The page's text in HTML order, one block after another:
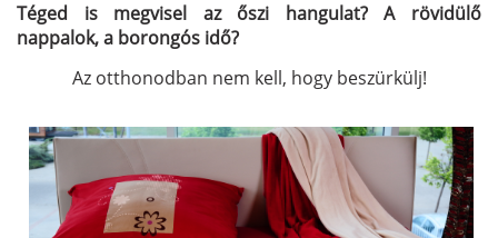
Téged is megvisel az őszi hangulat? A rövidülő
nappalok, a borongós idő?
Az otthonodban nem kell, hogy beszürkülj!